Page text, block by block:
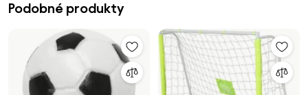
Podobné produkty